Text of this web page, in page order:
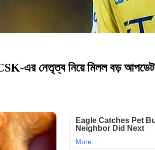
এর নেতৃত্ব নিয়ে মিলল বড় আপডেট